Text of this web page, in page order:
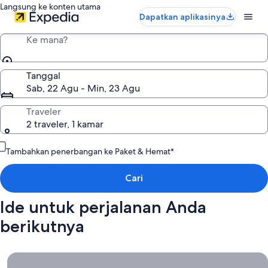
Langsung ke konten utama
Dapatkan aplikasinya
Ke mana?
Tanggal
Sab, 22 Agu - Min, 23 Agu
Traveler
2 traveler, 1 kamar
Tambahkan penerbangan ke Paket & Hemat*
Cari
Ide untuk perjalanan Anda
berikutnya